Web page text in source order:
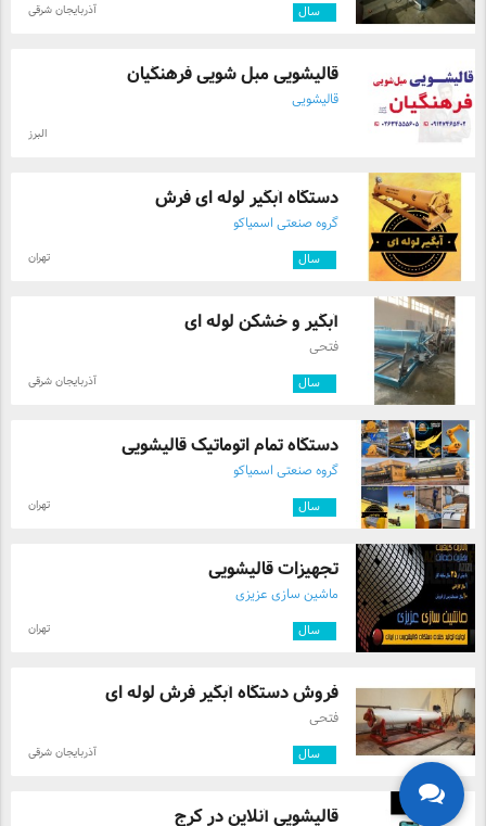
سال آذربایجان شرقی
قالیشویی مبل شویی فرهنگیان
قالیشویی
البرز
دستگاه آبگیر لوله ای فرش
گروه صنعتی اسمیاکو
سال تهران
آبگیر و خشکن لوله ای
فتحی
سال آذربایجان شرقی
دستگاه تمام اتوماتیک قالیشویی
گروه صنعتی اسمیاکو
سال تهران
تجهیزات قالیشویی
ماشین سازی عزیزی
سال تهران
فروش دستگاه آبگیر فرش لوله ای
فتحی
سال آذربایجان شرقی
قالیشویی آنلاین در کرج